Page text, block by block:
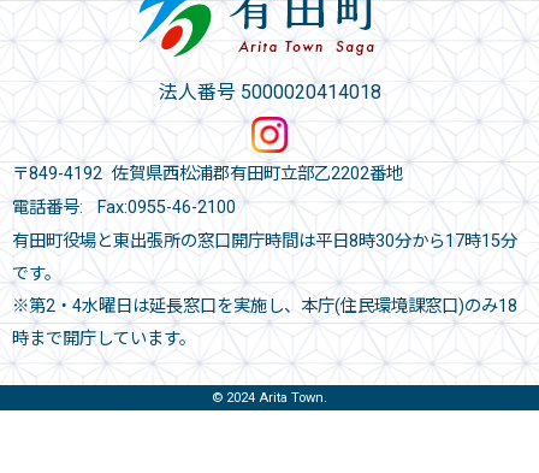
法人番号 5000020414018
〒849-4192 佐賀県西松浦郡有田町立部乙2202番地
電話番号: Fax:0955-46-2100
有田町役場と東出張所の窓口開庁時間は平日8時30分から17時15分
です。
※第2・4水曜日は延長窓口を実施し、本庁(住民環境課窓口)のみ18
時まで開庁しています。
© 2024 Arita Town.